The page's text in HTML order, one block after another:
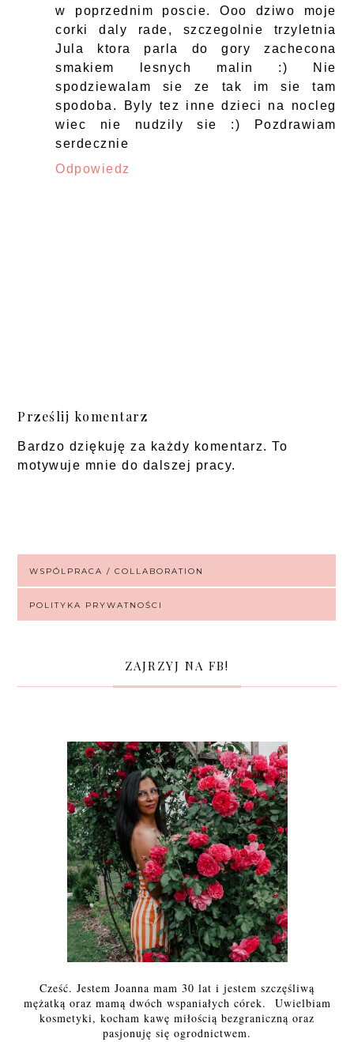
w poprzednim poscie. Ooo dziwo moje
corki daly rade, szczegolnie trzyletnia
Jula ktora parla do gory zachecona
smakiem lesnych malin :) Nie
spodziewalam sie ze tak im sie tam
spodoba. Byly tez inne dzieci na nocleg
wiec nie nudzily sie :) Pozdrawiam
serdecznie
Odpowiedz
Prześlij komentarz
Bardzo dziękuję za każdy komentarz. To
motywuje mnie do dalszej pracy.
WSPÓLPRACA / COLLABORATION
POLITYKA PRYWATNOŚCI
ZAJRZYJ NA FB!
Cześć. Jestem Joanna mam 30 lat i jestem szczęśliwą
mężatką oraz mamą dwóch wspaniałych córek. Uwielbiam
kosmetyki, kocham kawę miłością bezgraniczną oraz
pasjonuję się ogrodnictwem.